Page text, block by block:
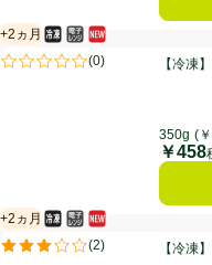
【冷凍】麻婆丼 1食入
+2ヵ月
賞味・消費期限保証：2ヵ月
冷凍食品
電子レンジ使用可
新商品
(0)
評価は0件のレビューで5点中
【冷凍
350g (
価格
￥458
【冷凍】天津丼 1食入
+2ヵ月
賞味・消費期限保証：2ヵ月
冷凍食品
電子レンジ使用可
新商品
(2)
評価は2件のレビューで5点中
【冷凍